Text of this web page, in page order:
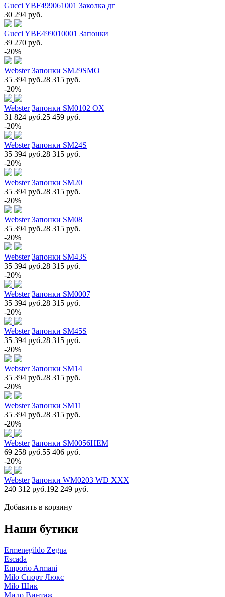
Gucci YBF499061001 Заколка дг
30 294 руб.
Gucci YBE499010001 Запонки
39 270 руб.
-20%
Webster Запонки SM29SMO
35 394 руб.28 315 руб.
-20%
Webster Запонки SM0102 OX
31 824 руб.25 459 руб.
-20%
Webster Запонки SM24S
35 394 руб.28 315 руб.
-20%
Webster Запонки SM20
35 394 руб.28 315 руб.
-20%
Webster Запонки SM08
35 394 руб.28 315 руб.
-20%
Webster Запонки SM43S
35 394 руб.28 315 руб.
-20%
Webster Запонки SM0007
35 394 руб.28 315 руб.
-20%
Webster Запонки SM45S
35 394 руб.28 315 руб.
-20%
Webster Запонки SM14
35 394 руб.28 315 руб.
-20%
Webster Запонки SM11
35 394 руб.28 315 руб.
-20%
Webster Запонки SM0056НЕМ
69 258 руб.55 406 руб.
-20%
Webster Запонки WM0203 WD XXX
240 312 руб.192 249 руб.
Добавить в корзину
Наши бутики
Ermenegildo Zegna
Escada
Emporio Armani
Milo Спорт Люкс
Milo Шик
Мило Винтаж